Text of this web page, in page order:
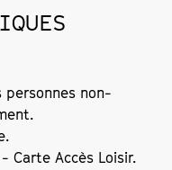
personnes non-
Carte Accès Loisir.